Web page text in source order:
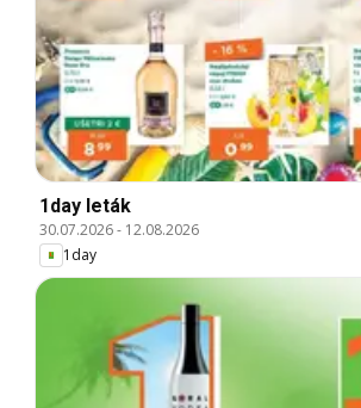
1day leták
30.07.2026- 12.08.2026
1day